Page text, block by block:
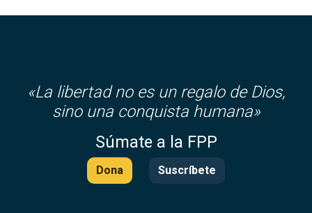
«La libertad no es un regalo de Dios,
sino una conquista humana»
Súmate a la FPP
Dona Suscríbete